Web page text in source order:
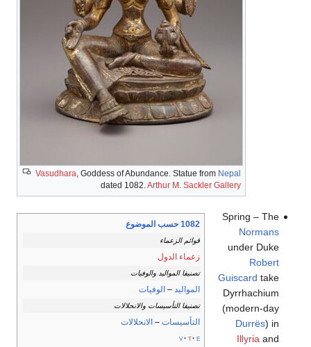
Vasudhara , Goddess of Abundance. Statue from Nepal
dated 1082. Arthur M. Sackler Gallery
1082 حسب الموضوع
قوائم الزعماء
زعماء الدول
تصنيفا المواليد والوفيات
المواليد – الوفيات
تصنيفا التأسيسات والانحلالات
التأسيسات – الانحلالات
v t e
Spring – The
Normans
under Duke
Robert
Guiscard take
Dyrrhachium
(modern-day
Durrës) in
Illyria and